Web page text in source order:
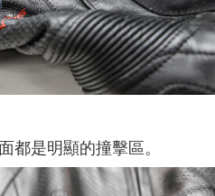
都是明顯的撞擊區。